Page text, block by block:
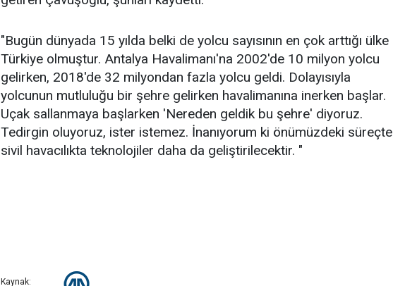
"Bugün dünyada 15 yılda belki de yolcu sayısının en çok arttığı ülke
Türkiye olmuştur. Antalya Havalimanı'na 2002'de 10 milyon yolcu
gelirken, 2018'de 32 milyondan fazla yolcu geldi. Dolayısıyla
yolcunun mutluluğu bir şehre gelirken havalimanına inerken başlar.
Uçak sallanmaya başlarken 'Nereden geldik bu şehre' diyoruz.
Tedirgin oluyoruz, ister istemez. İnanıyorum ki önümüzdeki süreçte
sivil havacılıkta teknolojiler daha da geliştirilecektir. "
Kaynak: